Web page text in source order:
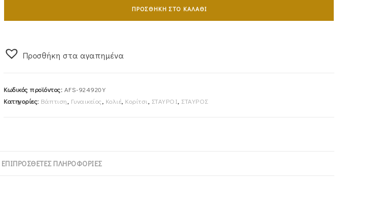
9Καρατίων
Λευκές
Πέτρες
ΠΡΟΣΘΉΚΗ ΣΤΟ ΚΑΛΆΘΙ
Προσθήκη στα αγαπημένα
Κωδικός προϊόντος: AFS-924920Y
Κατηγορίες: Βάπτιση, Γυναικείος, Κολιέ, Κορίτσι , ΣΤΑΥΡΟΙ, ΣΤΑΥΡΟΣ
ΕΠΙΠΡΌΣΘΕΤΕΣ ΠΛΗΡΟΦΟΡΊΕΣ